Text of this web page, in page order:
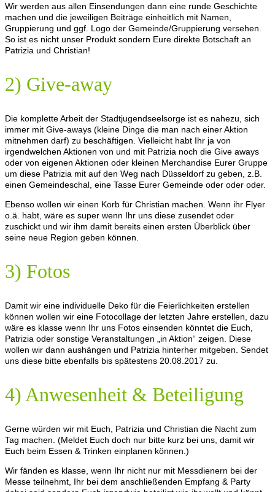
Wir werden aus allen Einsendungen dann eine runde Geschichte
machen und die jeweiligen Beiträge einheitlich mit Namen,
Gruppierung und ggf. Logo der Gemeinde/Gruppierung versehen.
So ist es nicht unser Produkt sondern Eure direkte Botschaft an
Patrizia und Christian!
2) Give-away
Die komplette Arbeit der Stadtjugendseelsorge ist es nahezu, sich
immer mit Give-aways (kleine Dinge die man nach einer Aktion
mitnehmen darf) zu beschäftigen. Vielleicht habt Ihr ja von
irgendwelchen Aktionen von und mit Patrizia noch die Give aways
oder von eigenen Aktionen oder kleinen Merchandise Eurer Gruppe
um diese Patrizia mit auf den Weg nach Düsseldorf zu geben, z.B.
einen Gemeindeschal, eine Tasse Eurer Gemeinde oder oder oder.
Ebenso wollen wir einen Korb für Christian machen. Wenn ihr Flyer
o.ä. habt, wäre es super wenn Ihr uns diese zusendet oder
zuschickt und wir ihm damit bereits einen ersten Überblick über
seine neue Region geben können.
3) Fotos
Damit wir eine individuelle Deko für die Feierlichkeiten erstellen
können wollen wir eine Fotocollage der letzten Jahre erstellen, dazu
wäre es klasse wenn Ihr uns Fotos einsenden könntet die Euch,
Patrizia oder sonstige Veranstaltungen „in Aktion“ zeigen. Diese
wollen wir dann aushängen und Patrizia hinterher mitgeben. Sendet
uns diese bitte ebenfalls bis spätestens 20.08.2017 zu.
4) Anwesenheit & Beteiligung
Gerne würden wir mit Euch, Patrizia und Christian die Nacht zum
Tag machen. (Meldet Euch doch nur bitte kurz bei uns, damit wir
Euch beim Essen & Trinken einplanen können.)
Wir fänden es klasse, wenn Ihr nicht nur mit Messdienern bei der
Messe teilnehmt, Ihr bei dem anschließenden Empfang & Party